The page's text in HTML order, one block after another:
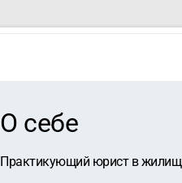
О себе
Практикующий юрист в